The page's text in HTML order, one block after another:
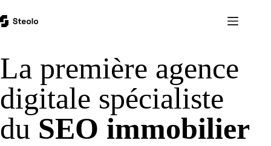
La première agence
digitale spécialiste
du SEO immobilier